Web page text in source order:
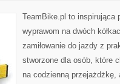
TeamBike.pl to inspirująca
wyprawom na dwóch
zamiłowanie do jazdy z
stworzone dla osób, które
na codzienną przejażdżkę,